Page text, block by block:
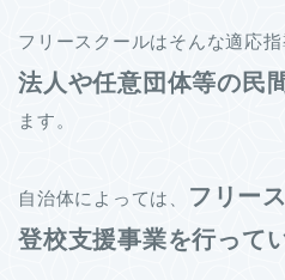
フリースクールはそんな適応指
法人や任意団体等の民
ます。
自治体によっては、
フリー
登校支援事業を行って